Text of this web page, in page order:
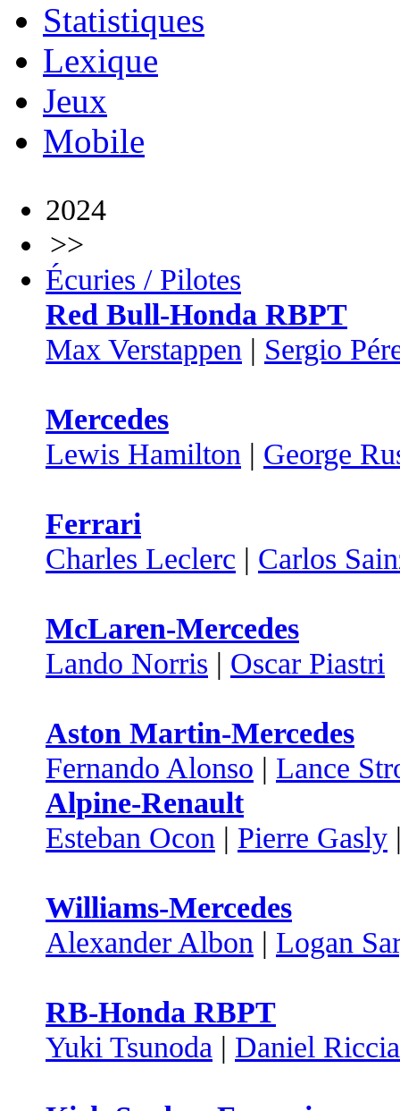
Statistiques
Lexique
Jeux
Mobile
2024
>>
Écuries / Pilotes
Red Bull-Honda RBPT
Max Verstappen | Sergio
Mercedes
Lewis Hamilton | George
Ferrari
Charles Leclerc | Carlos
McLaren-Mercedes
Lando Norris | Oscar Piastri
Aston Martin-Mercedes
Fernando Alonso | Lance
Alpine-Renault
Esteban Ocon | Pierre Gasly
Williams-Mercedes
Alexander Albon | Logan
RB-Honda RBPT
Yuki Tsunoda | Daniel